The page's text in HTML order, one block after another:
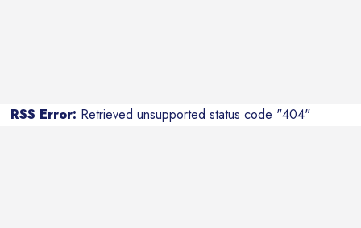
RSS Error: Retrieved unsupported status code "404"